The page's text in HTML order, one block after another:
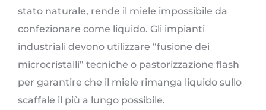
stato naturale, rende il miele impossibile da
confezionare come liquido. Gli impianti
industriali devono utilizzare “fusione dei
microcristalli” tecniche o pastorizzazione flash
per garantire che il miele rimanga liquido sullo
scaffale il più a lungo possibile.